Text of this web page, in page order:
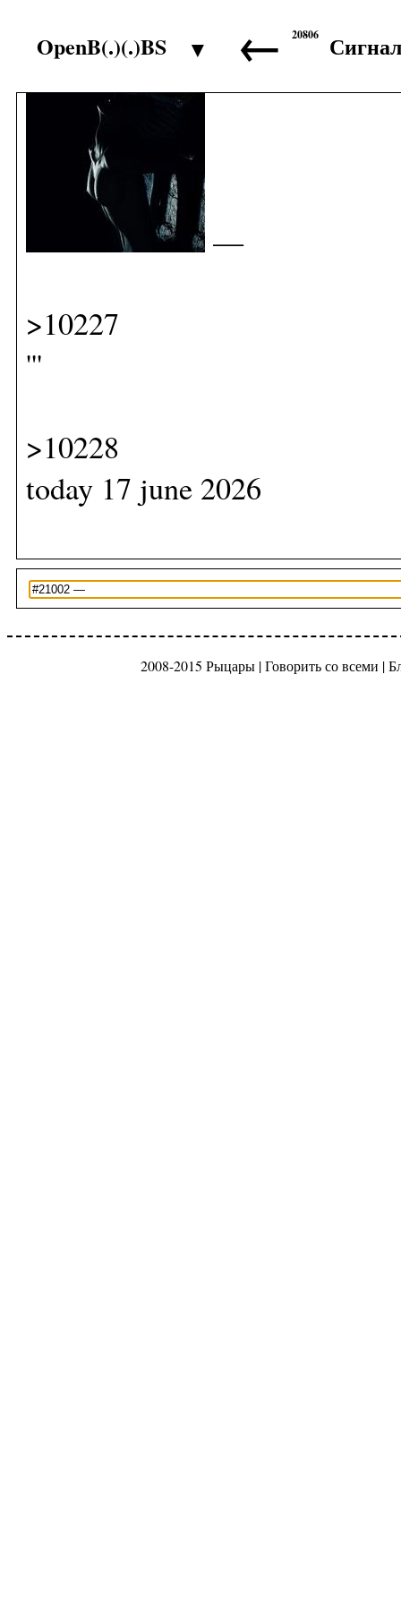
OpenB(.)(.)BS ▼ ← Сигнал
20806
>10226
—
>10227
'''
>10228
today 17 june 2026
2008-2015 Рыцары |Говорить со всеми |